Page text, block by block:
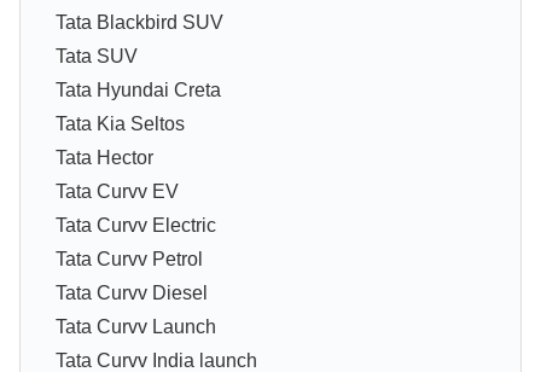
Tata Blackbird SUV
Tata SUV
Tata Hyundai Creta
Tata Kia Seltos
Tata Hector
Tata Curvv EV
Tata Curvv Electric
Tata Curvv Petrol
Tata Curvv Diesel
Tata Curvv Launch
Tata Curvv India launch